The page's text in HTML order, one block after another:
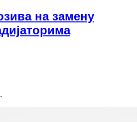
на замену